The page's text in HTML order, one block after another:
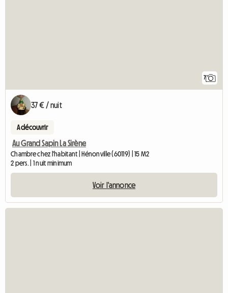
7
37 € / nuit
A découvrir
Au Grand Sapin La Sirène
Chambre chez l'habitant | Hénonville (60119) | 15 M2
2 pers. | 1 nuit minimum
Voir l'annonce